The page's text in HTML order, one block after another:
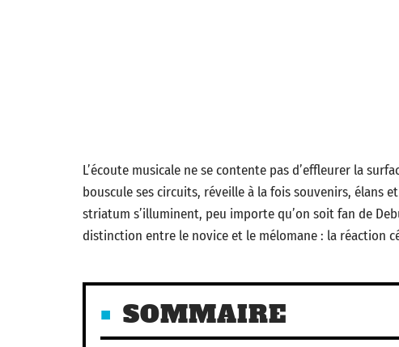
L’écoute musicale ne se contente pas d’effleurer la
bouscule ses circuits, réveille à la fois souvenirs, élans
striatum s’illuminent, peu importe qu’on soit fan de
distinction entre le novice et le mélomane : la réaction
SOMMAIRE